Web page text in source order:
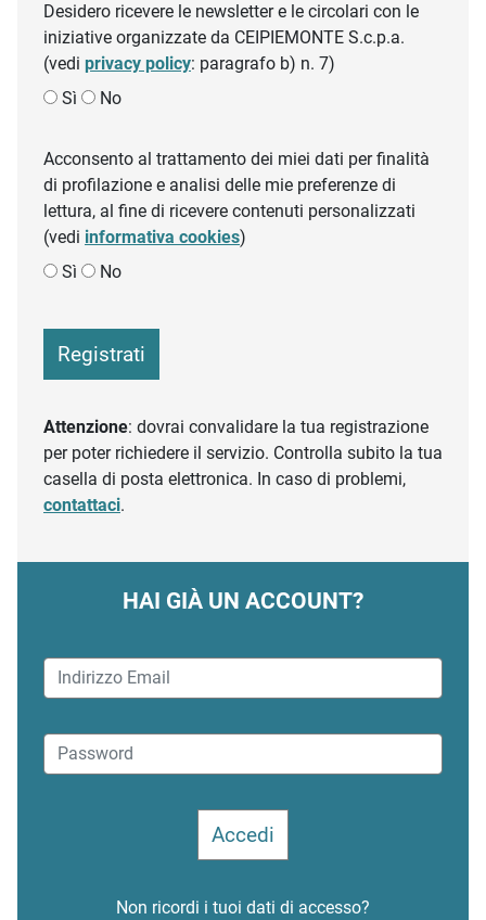
Desidero ricevere le newsletter e le circolari con le
iniziative organizzate da CEIPIEMONTE S.c.p.a.
(vedi privacy policy: paragrafo b) n. 7)
Sì
No
Acconsento al trattamento dei miei dati per finalità
di profilazione e analisi delle mie preferenze di
lettura, al fine di ricevere contenuti personalizzati
(vedi informativa cookies)
Sì
No
Registrati
Attenzione: dovrai convalidare la tua registrazione
per poter richiedere il servizio. Controlla subito la tua
casella di posta elettronica. In caso di problemi,
contattaci.
HAI GIÀ UN ACCOUNT?
Non ricordi i tuoi dati di accesso?